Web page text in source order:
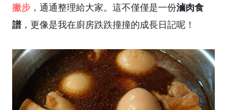
撇步 ，通通整理給大家。這不僅僅是一份滷肉食
譜，更像是我在廚房跌跌撞撞的成長日記呢！